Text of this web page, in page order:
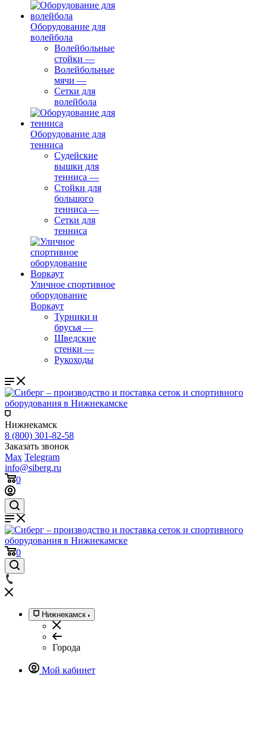
Оборудование для
волейбола
Волейбольные
стойки —
Волейбольные
мячи —
Сетки для
волейбола
Оборудование для
тенниса
Судейские
вышки для
тенниса —
Стойки для
большого
тенниса —
Сетки для
тенниса
Уличное спортивное
оборудование
Воркаут
Турники и
брусья —
Шведские
стенки —
Рукоходы
Нижнекамск
8 (800) 301-82-58
Заказать звонок
Max Telegram
info@siberg.ru
0
0
Нижнекамск
Города
Мой кабинет